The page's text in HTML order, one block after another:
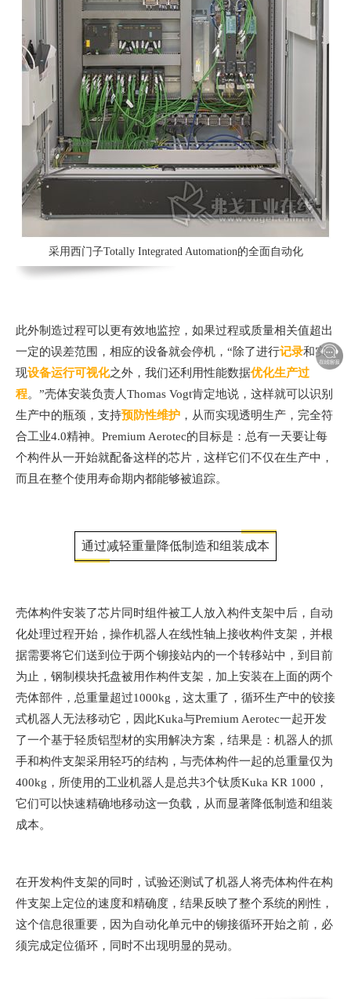
采用西门子Totally Integrated Automation的全面自动化
此外制造过程可以更有效地监控，如果过程或质量相关值超出
一定的误差范围，相应的设备就会停机，“除了进行记录和实
现设备运行可视化之外，我们还利用性能数据优化生产过
程。”壳体安装负责人Thomas Vogt肯定地说，这样就可以识别
生产中的瓶颈，支持预防性维护 ，从而实现透明生产，完全符
合工业4.0精神。Premium Aerotec的目标是：总有一天要让每
个构件从一开始就配备这样的芯片，这样它们不仅在生产中，
而且在整个使用寿命期内都能够被追踪。
通过减轻重量降低制造和组装成本
壳体构件安装了芯片同时组件被工人放入构件支架中后，自动
化处理过程开始，操作机器人在线性轴上接收构件支架，并根
据需要将它们送到位于两个铆接站内的一个转移站中，到目前
为止，钢制模块托盘被用作构件支架，加上安装在上面的两个
壳体部件，总重量超过1000kg，这太重了，循环生产中的铰接
式机器人无法移动它，因此Kuka与Premium Aerotec一起开发
了一个基于轻质铝型材的实用解决方案，结果是：机器人的抓
手和构件支架采用轻巧的结构，与壳体构件一起的总重量仅为
400kg，所使用的工业机器人是总共3个钛质Kuka KR 1000，
它们可以快速精确地移动这一负载，从而显著降低制造和组装
成本。
在开发构件支架的同时，试验还测试了机器人将壳体构件在构
件支架上定位的速度和精确度，结果反映了整个系统的刚性，
这个信息很重要，因为自动化单元中的铆接循环开始之前，必
须完成定位循环，同时不出现明显的晃动。